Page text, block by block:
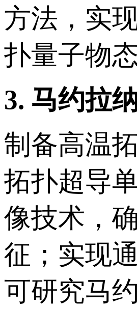
方法，实
扑量子物态
3. 马约拉
制备高温
拓扑超导
像技术，
征；实现
可研究马